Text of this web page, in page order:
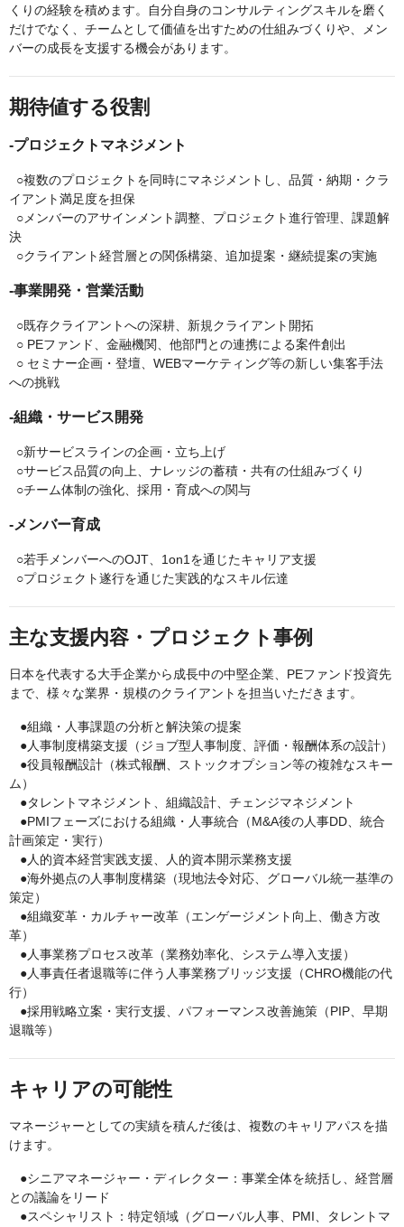
くりの経験を積めます。自分自身のコンサルティングスキルを磨く
だけでなく、チームとして価値を出すための仕組みづくりや、メン
バーの成長を支援する機会があります。
期待値する役割
-プロジェクトマネジメント
○複数のプロジェクトを同時にマネジメントし、品質・納期・クラ
イアント満足度を担保
○メンバーのアサインメント調整、プロジェクト進行管理、課題解
決
○クライアント経営層との関係構築、追加提案・継続提案の実施
-事業開発・営業活動
○既存クライアントへの深耕、新規クライアント開拓
○ PEファンド、金融機関、他部門との連携による案件創出
○ セミナー企画・登壇、WEBマーケティング等の新しい集客手法
への挑戦
-組織・サービス開発
○新サービスラインの企画・立ち上げ
○サービス品質の向上、ナレッジの蓄積・共有の仕組みづくり
○チーム体制の強化、採用・育成への関与
-メンバー育成
○若手メンバーへのOJT、1on1を通じたキャリア支援
○プロジェクト遂行を通じた実践的なスキル伝達
主な支援内容・プロジェクト事例
日本を代表する大手企業から成長中の中堅企業、PEファンド投資先
まで、様々な業界・規模のクライアントを担当いただきます。
●組織・人事課題の分析と解決策の提案
●人事制度構築支援（ジョブ型人事制度、評価・報酬体系の設計）
●役員報酬設計（株式報酬、ストックオプション等の複雑なスキー
ム）
●タレントマネジメント、組織設計、チェンジマネジメント
●PMIフェーズにおける組織・人事統合（M&A後の人事DD、統合
計画策定・実行）
●人的資本経営実践支援、人的資本開示業務支援
●海外拠点の人事制度構築（現地法令対応、グローバル統一基準の
策定）
●組織変革・カルチャー改革（エンゲージメント向上、働き方改
革）
●人事業務プロセス改革（業務効率化、システム導入支援）
●人事責任者退職等に伴う人事業務ブリッジ支援（CHRO機能の代
行）
●採用戦略立案・実行支援、パフォーマンス改善施策（PIP、早期
退職等）
キャリアの可能性
マネージャーとしての実績を積んだ後は、複数のキャリアパスを描
けます。
●シニアマネージャー・ディレクター：事業全体を統括し、経営層
との議論をリード
●スペシャリスト：特定領域（グローバル人事、PMI、タレントマ